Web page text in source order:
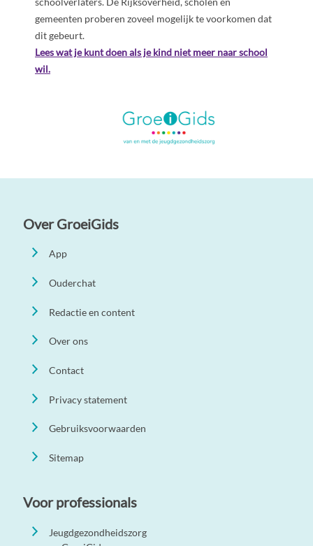
gemeenten proberen zoveel mogelijk te voorkomen dat
dit gebeurt.
Lees wat je kunt doen als je kind niet meer naar school
wil.
Over GroeiGids
App
Ouderchat
Redactie en content
Over ons
Contact
Privacy statement
Gebruiksvoorwaarden
Sitemap
Voor professionals
Jeugdgezondheidszorg